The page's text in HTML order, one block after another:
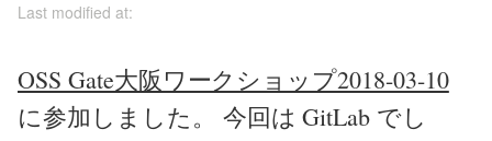
Last modified at:
OSS Gate大阪ワークショップ2018-03-10
に参加しました。 今回は GitLab でし